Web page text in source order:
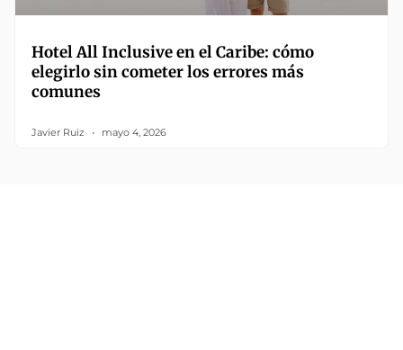
Hotel All Inclusive en el Caribe: cómo
elegirlo sin cometer los errores más
comunes
Javier Ruiz mayo 4, 2026